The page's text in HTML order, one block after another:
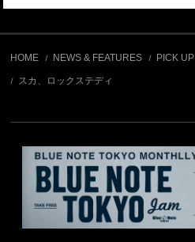
HOME NEWS & FEATURES PICK UP
スカ、ロックステディ